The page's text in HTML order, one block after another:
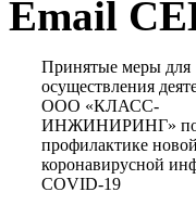
Email
Принятые меры для
осуществления
ООО «КЛАСС-
ИНЖИНИРИНГ»
профилактике новой
коронавирусной
COVID-19